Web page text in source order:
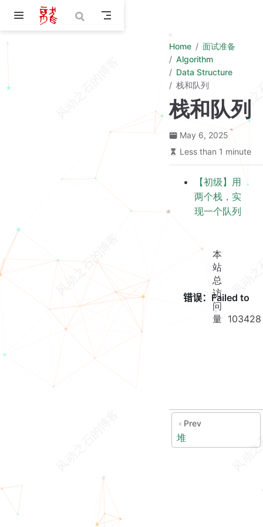
Skip to main content
Home
面试准备
Algorithm
Data Structure
栈和队列
栈和队列
May 6, 2025
Less than 1 minute
【初级】用
两个栈，实
现一个队列
本
站
总
访
问
量 103428
Prev
堆